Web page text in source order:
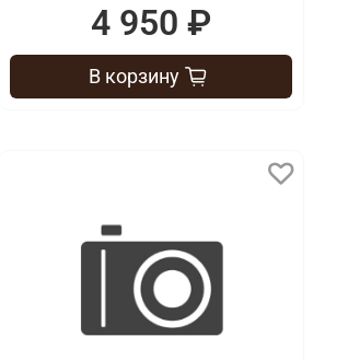
4 950 ₽
В корзину